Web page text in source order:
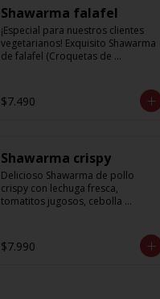
Shawarma falafel
¡Especial para nuestros clientes
vegetarianos! Exquisito Shawarma
de falafel (Croquetas de
morada y una deliciosa salsa en
base a lactonesa
$7.490
Shawarma crispy
Delicioso Shawarma de pollo
crispy con lechuga fresca,
tomatitos jugosos, cebolla
$7.990